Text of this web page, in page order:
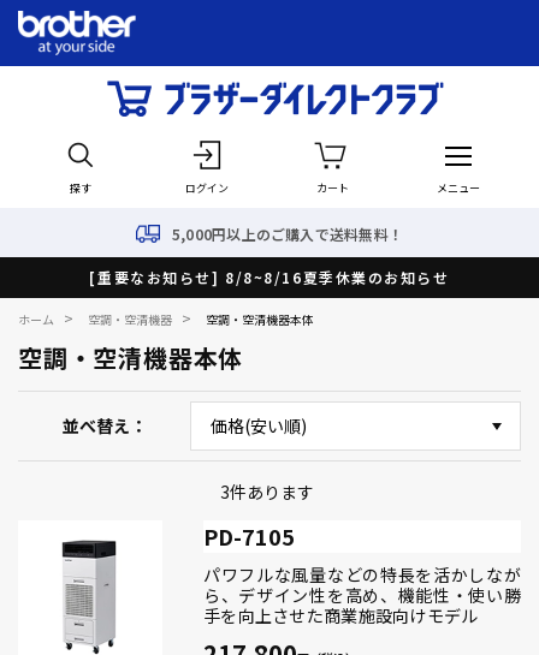
探す ログイン カート メニュー
5,000円以上のご購入で送料無料！
[重要なお知らせ] 8/8~8/16夏季休業のお知らせ
ホーム > 空調・空清機器 > 空調・空清機器本体
空調・空清機器本体
並べ替え
3件あります
PD-7105
パワフルな風量などの特長を活かしなが
ら、デザイン性を高め、機能性・使い勝
手を向上させた商業施設向けモデル